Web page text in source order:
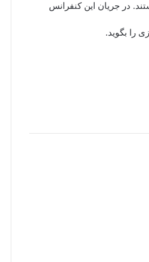
در جریان این کنفرانس
را بگوید.